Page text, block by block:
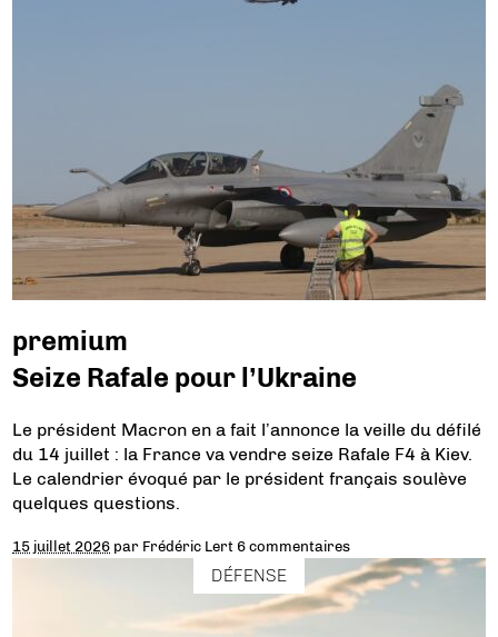
premium
Seize Rafale pour l’Ukraine
Le président Macron en a fait l’annonce la veille du défilé
du 14 juillet : la France va vendre seize Rafale F4 à Kiev.
Le calendrier évoqué par le président français soulève
quelques questions.
15 juillet 2026 par Frédéric Lert 6 commentaires
DÉFENSE